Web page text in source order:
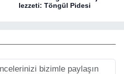
lezzeti: Töngül Pidesi